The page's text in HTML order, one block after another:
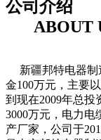
公司介绍
ABOUT
新疆邦特电器制
金100万元，主要
到现在2009年总投
3000万元，电力电
产厂家，公司于